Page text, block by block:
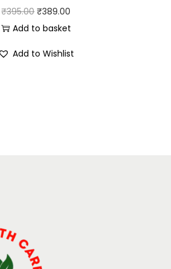
₹395.00 ₹389.00
Add to basket
Add to Wishlist